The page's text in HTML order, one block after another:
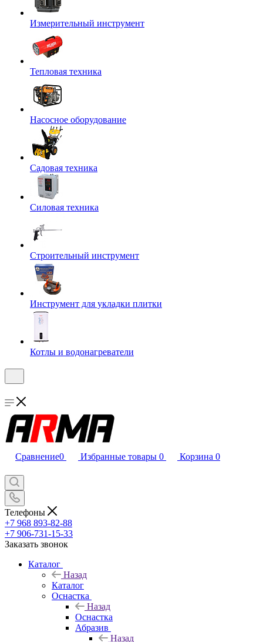
Измерительный инструмент
Тепловая техника
Насосное оборудование
Садовая техника
Силовая техника
Строительный инструмент
Инструмент для укладки плитки
Котлы и водонагреватели
Сравнение0 Избранные товары 0 Корзина 0
Телефоны
+7 968 893-82-88
+7 906-731-15-33
Заказать звонок
Каталог
Назад
Каталог
Оснастка
Назад
Оснастка
Абразив
Назад